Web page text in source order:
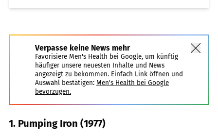
Verpasse keine News mehr
Favorisiere Men's Health bei Google, um künftig
häufiger unsere neuesten Inhalte und News
angezeigt zu bekommen. Einfach Link öffnen und
Auswahl bestätigen: Men's Health bei Google
bevorzugen.
1. Pumping Iron (1977)